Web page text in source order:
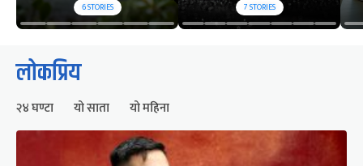
6STORIES 7STORIES
लोकप्रिय
२४ घण्टा यो साता यो महिना